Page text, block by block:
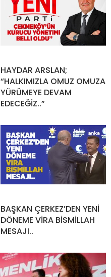
HAYDAR ARSLAN;
“HALKIMIZLA OMUZ OMUZA
YÜRÜMEYE DEVAM
EDECEĞİZ..”
BAŞKAN ÇERKEZ’DEN YENİ
DÖNEME VİRA BİSMİLLAH
MESAJI..